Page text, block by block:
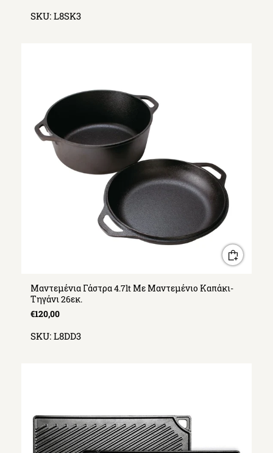
SKU: L8SK3
Μαντεμένια Γάστρα 4.7lt Με Μαντεμένιο Καπάκι-
Τηγάνι 26εκ.
€120,00
SKU: L8DD3